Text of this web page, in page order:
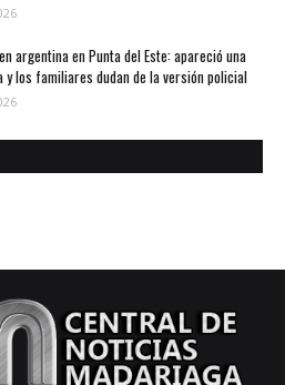
argentina en Punta del Este: apareció una
los familiares dudan de la versión policial